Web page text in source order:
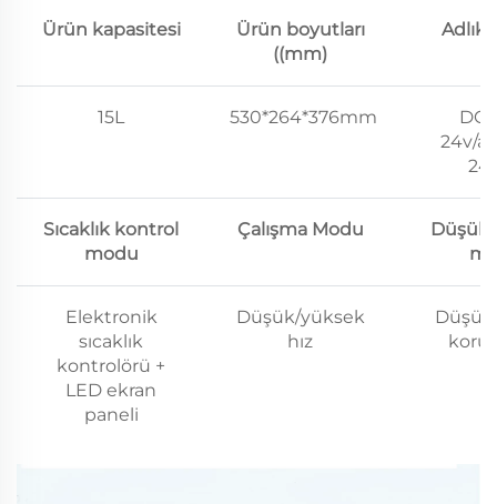
Ürün kapasitesi
Ürün boyutları
((mm)
Adlık
15L 530*264*376mm
24v/
Sıcaklık kontrol
modu
Çalışma Modu
Düşük
Elektronik
sıcaklık
kontrolörü +
LED ekran
paneli
Düşük/yüksek
hız